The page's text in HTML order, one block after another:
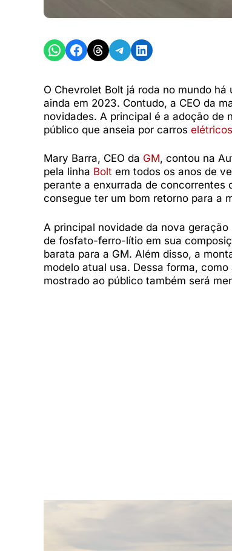
Share on WhatsApp
Share on Facebook
Share on Threads
Share on Telegram
Share on LinkedIn
O Chevrolet Bolt já roda no mundo
ainda em 2023. Contudo, a CEO da
novidades. A principal é a adoção de
público que anseia por carros elétricos
Mary Barra, CEO da GM, contou na
pela linha Bolt em todos os anos de
perante a enxurrada de concorrentes
consegue ter um bom retorno para a
A principal novidade da nova
de fosfato-ferro-lítio em sua
barata para a GM. Além disso, a
modelo atual usa. Dessa forma, como
mostrado ao público também será